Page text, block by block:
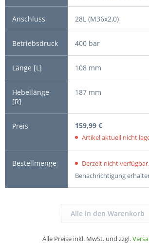
28L (M36x2,0)
400 bar
108 mm
187 mm
159,99 €
Artikel aktuell nicht
Derzeit nicht verfügbar.
Benachrichtigung
Alle Preise inkl. MwSt. und zzgl.
Alle in den Warenkorb